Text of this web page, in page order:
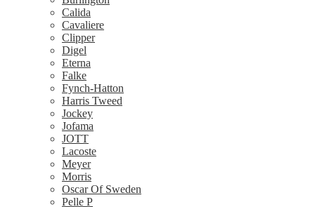
Calida
Cavaliere
Clipper
Digel
Eterna
Falke
Fynch-Hatton
Harris Tweed
Jockey
Jofama
JOTT
Lacoste
Meyer
Morris
Oscar Of Sweden
Pelle P